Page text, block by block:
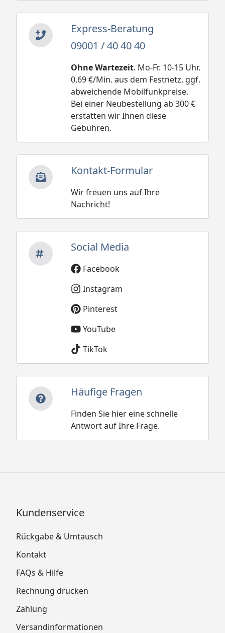
Express-Beratung
09001 / 40 40 40
Ohne Wartezeit. Mo-Fr. 10-15 Uhr.
0,69 €/Min. aus dem Festnetz, ggf.
abweichende Mobilfunkpreise.
Bei einer Neubestellung ab 300 €
erstatten wir Ihnen diese
Gebühren.
Kontakt-Formular
Wir freuen uns auf Ihre
Nachricht!
Social Media
Facebook
Instagram
Pinterest
YouTube
TikTok
Häufige Fragen
Finden Sie hier eine schnelle
Antwort auf Ihre Frage.
Kundenservice
Rückgabe & Umtausch
Kontakt
FAQs & Hilfe
Rechnung drucken
Zahlung
Versandinformationen